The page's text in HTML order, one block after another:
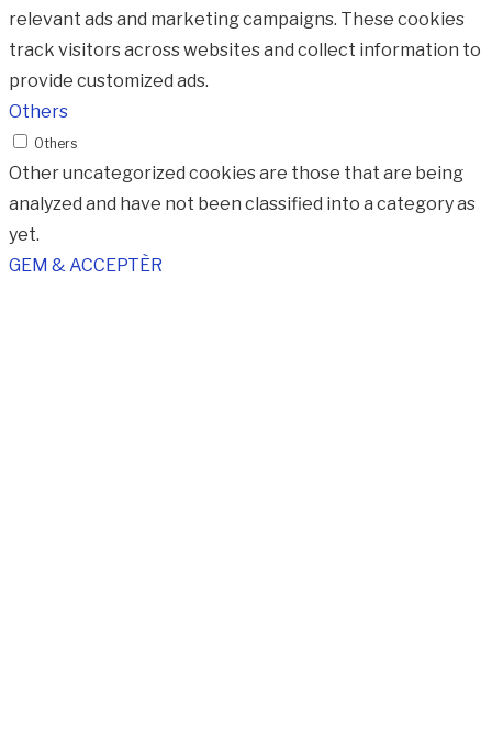
relevant ads and marketing campaigns. These cookies
track visitors across websites and collect information to
provide customized ads.
Others
Others
Other uncategorized cookies are those that are being
analyzed and have not been classified into a category as
yet.
GEM & ACCEPTÈR